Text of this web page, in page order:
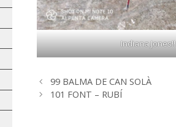
Indiana Jones!!
99 BALMA DE CAN SOLÀ
101 FONT – RUBÍ